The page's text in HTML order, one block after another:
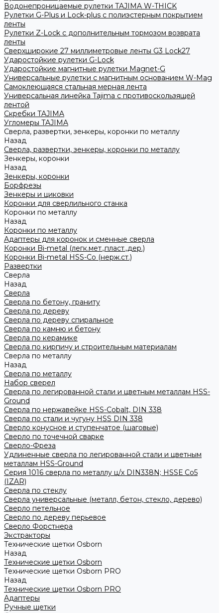
Водонепроницаемые рулетки TAJIMA W-THICK
Рулетки G-Plus и Lock-plus с полиэстерным покрытием
ленты
Рулетки Z-Lock с дополнительным тормозом возврата
ленты
Сверхширокие 27 миллиметровые ленты G3 Lock27
Ударостойкие рулетки G-Lock
Ударостойкие магнитные рулетки Magnet-G
Универсальные рулетки с магнитным основанием W-Mag
Самоклеющаяся стальная мерная лента
Универсальная линейка Tajima с противоскользящей
лентой
Скребки TAJIMA
Угломеры TAJIMA
Сверла, развертки, зенкеры, коронки по металлу
Назад
Сверла, развертки, зенкеры, коронки по металлу
Зенкеры, коронки
Назад
Зенкеры, коронки
Борфрезы
Зенкеры и циковки
Коронки для сверлильного станка
Коронки по металлу
Назад
Коронки по металлу
Адаптеры для коронок и сменные сверла
Коронки Bi-metal (легк.мет.,пласт.,дер.)
Коронки Bi-metal HSS-Co (нерж.ст.)
Развертки
Сверла
Назад
Сверла
Сверла по бетону, граниту
Сверла по дереву
Сверла по дереву спиральное
Сверла по камню и бетону
Сверла по керамике
Сверла по кирпичу и строительным материалам
Сверла по металлу
Назад
Сверла по металлу
Набор сверел
Сверла по легированной стали и цветным металлам HSS-
Ground
Сверла по нержавейке HSS-Cobalt, DIN 338
Сверла по стали и чугуну HSS DIN 338
Сверло конусное и ступенчатое (шаговые)
Сверло по точечной сварке
Сверло-Фреза
Удлиненные сверла по легированной стали и цветным
металлам HSS-Ground
Серия 1016 сверла по металлу ц/х DIN338N; HSSЕ Со5
(IZAR)
Сверла по стеклу
Сверла универсальные (металл, бетон, стекло, дерево)
Сверло петельное
Сверло по дереву перьевое
Сверло Форстнера
Экстракторы
Технические щетки Osborn
Назад
Технические щетки Osborn
Технические щетки Osborn PRO
Назад
Технические щетки Osborn PRO
Адаптеры
Ручные щетки